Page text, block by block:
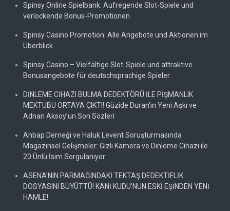
Spinsy Online Spielbank: Aufregende Slot-Spiele und
verlockende Bonus-Promotionen
Spinsy Casino Promotion: Alle Angebote und Aktionen im
Überblick
Spinsy Casino – Vielfältige Slot-Spiele und attraktive
Bonusangebote für deutschsprachige Spieler
DİNLEME CİHAZI BULMA DEDEKTÖRÜ İLE PİŞMANLIK
MEKTUBU ORTAYA ÇIKTI! Güzide Duran’ın Yeni Aşkı ve
Adnan Aksoy’un Son Sözleri
Ahbap Derneği ve Haluk Levent Soruşturmasında
Magazinsel Gelişmeler: Gizli Kamera ve Dinleme Cihazı ile
20 Ünlü İsim Sorgulanıyor
ASENA’NIN PARMAĞINDAKİ TEKTAŞ DEDEKTİFLİK
DOSYASINI BÜYÜTTÜ! KANİ KUDU’NUN ESKİ EŞİNDEN YENİ
HAMLE!